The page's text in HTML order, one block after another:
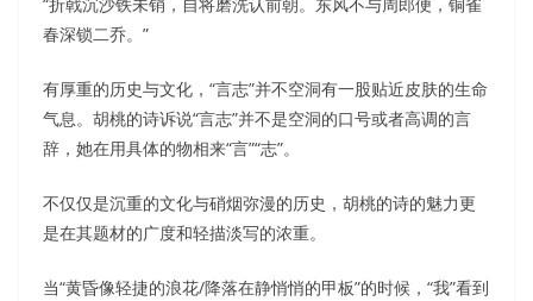
“折戟沉沙铁未销，自将磨洗认前朝。东风不与周郎便，铜雀
春深锁二乔。”
有厚重的历史与文化，“言志”并不空洞有一股贴近皮肤的生命
气息。胡桃的诗诉说“言志”并不是空洞的口号或者高调的言
辞，她在用具体的物相来“言”“志”。
不仅仅是沉重的文化与硝烟弥漫的历史，胡桃的诗的魅力更
是在其题材的广度和轻描淡写的浓重。
当“黄昏像轻捷的浪花/降落在静悄悄的甲板”的时候，“我”看到